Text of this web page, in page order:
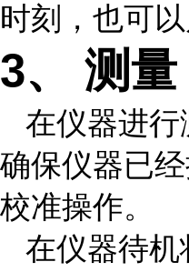
时刻，也可以
3、 测量
在仪器进
确保仪器已
校准操作。
在仪器待